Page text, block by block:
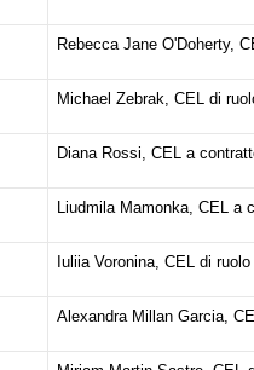
Rebecca Jane O'Doherty,
Michael Zebrak, CEL di
Diana Rossi, CEL a
Liudmila Mamonka, CEL a
Iuliia Voronina, CEL di ruolo
Alexandra Millan Garcia,